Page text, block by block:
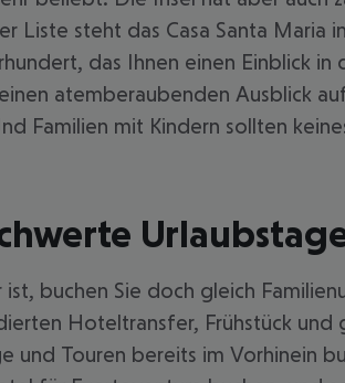
Liste steht das Casa Santa
das Ihnen einen Einblick
atemberaubenden Ausblick
Familien mit Kindern sollten
buchen Sie doch gleich
Hoteltransfer, Frühstück
und Touren bereits im Vorhinein